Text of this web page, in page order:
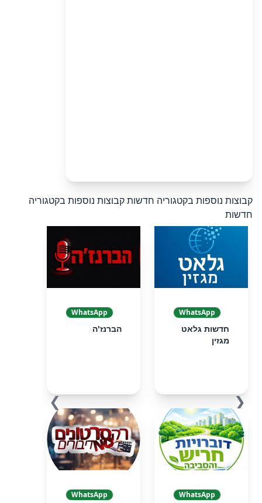
קבוצות נוספות בקטגוריה חדשותקבוצות נוספות בקטגוריה
חדשות
❮
WhatsApp
חדשות גלאט
מגזין
WhatsApp
הברנז'ה
WhatsApp
WhatsApp
❯